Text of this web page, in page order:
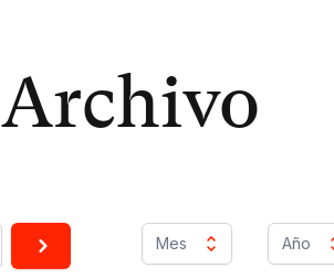
Archivo
Mes Año